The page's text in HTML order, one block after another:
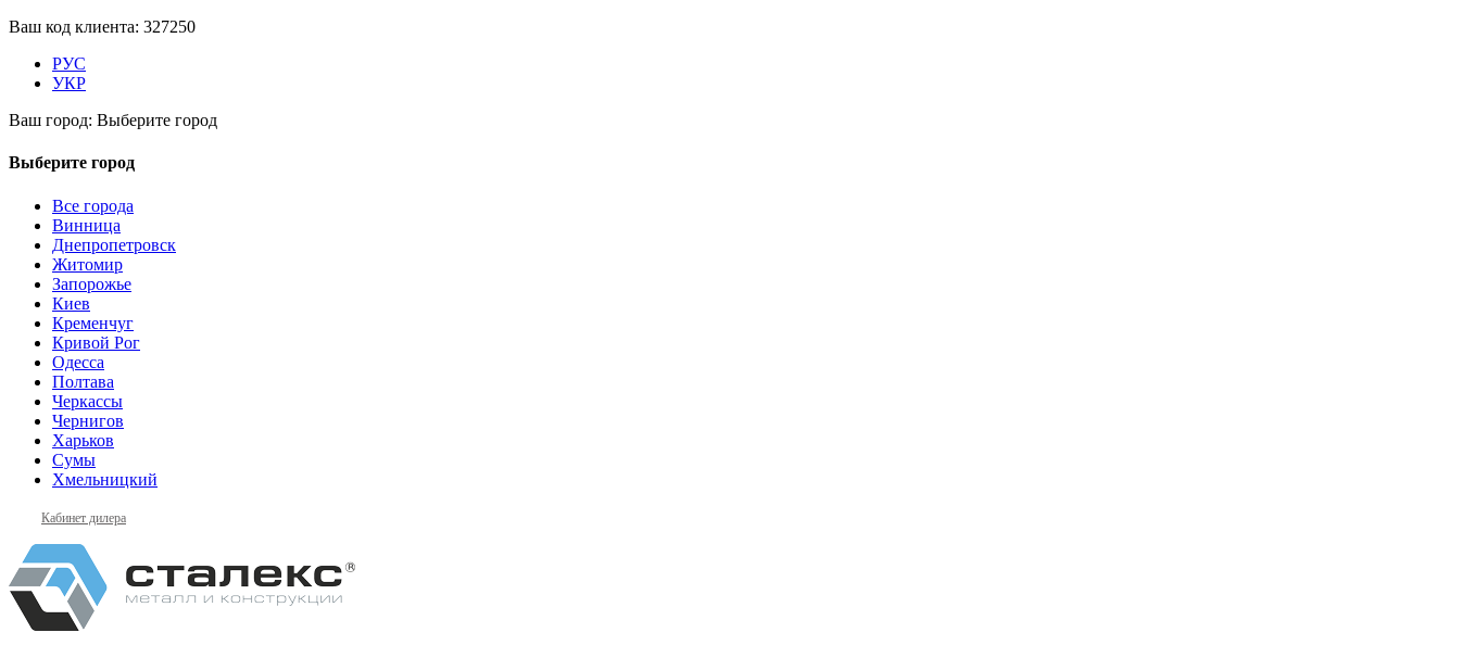
Ваш код клиента: 327250
РУС
УКР
Ваш город: Выберите город
Выберите город
Все города
Винница
Днепропетровск
Житомир
Запорожье
Киев
Кременчуг
Кривой Рог
Одесса
Полтава
Черкассы
Чернигов
Харьков
Сумы
Хмельницкий
Кабинет дилера